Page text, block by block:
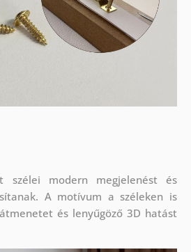
szélei modern megjelenést és
A motívum a széleken is
és lenyűgöző 3D hatást